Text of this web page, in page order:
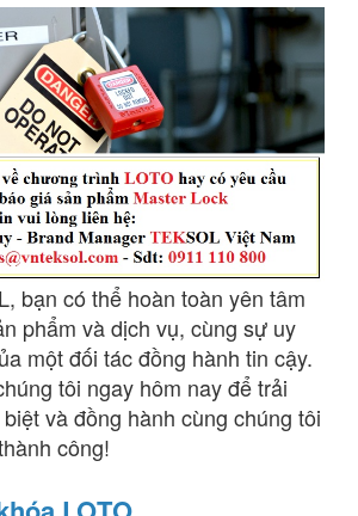
bạn có thể hoàn toàn yên tâm
phẩm và dịch vụ, cùng sự uy
một đối tác đồng hành tin cậy.
tôi ngay hôm nay để trải
và đồng hành cùng chúng tôi
công!